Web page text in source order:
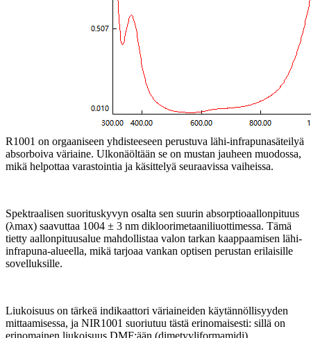
R1001 on orgaaniseen yhdisteeseen perustuva lähi-infrapunasäteilyä
absorboiva väriaine. Ulkonäöltään se on mustan jauheen muodossa,
mikä helpottaa varastointia ja käsittelyä seuraavissa vaiheissa.
Spektraalisen suorituskyvyn osalta sen suurin absorptioaallonpituus
(λmax) saavuttaa 1004 ± 3 nm dikloorimetaaniliuottimessa. Tämä
tietty aallonpituusalue mahdollistaa valon tarkan kaappaamisen lähi-
infrapuna-alueella, mikä tarjoaa vankan optisen perustan erilaisille
sovelluksille.
Liukoisuus on tärkeä indikaattori väriaineiden käytännöllisyyden
mittaamisessa, ja NIR1001 suoriutuu tästä erinomaisesti: sillä on
erinomainen liukoisuus DMF:ään (dimetyyliformamidi),